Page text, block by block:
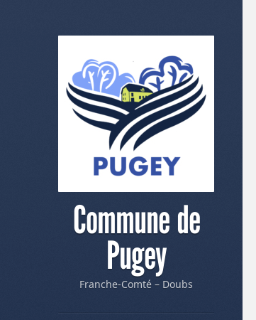
Commune de
Pugey
Franche-Comté – Doubs